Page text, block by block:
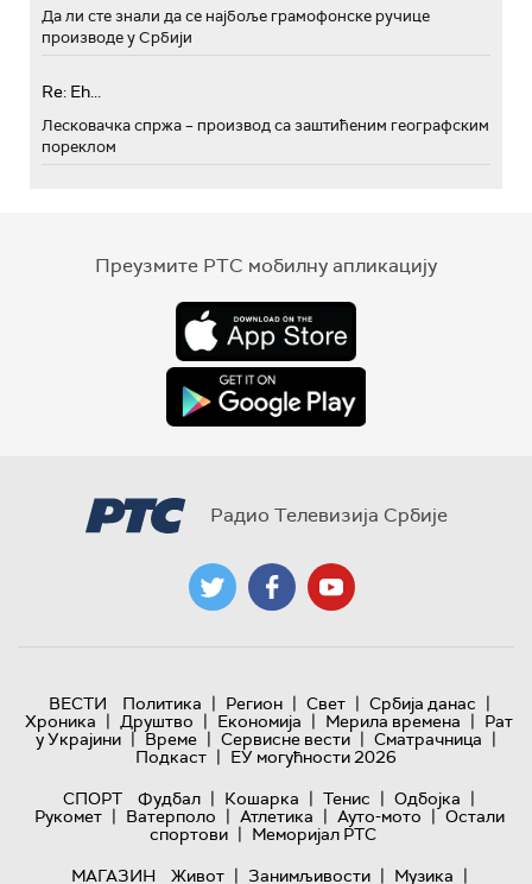
Да ли сте знали да се најбоље грамофонске ручице
производе у Србији
Re: Eh...
Лесковачка спржа – производ са заштићеним географским
пореклом
Преузмите РТС мобилну апликацију
Радио Телевизија Србије
ВЕСТИ Политика | Регион | Свет | Србија данас |
Хроника | Друштво | Економија | Мерила времена | Рат
у Украјини | Време | Сервисне вести | Сматрачница |
Подкаст | ЕУ могућности 2026
СПОРТ
Фудбал | Кошарка | Тенис | Одбојка |
Рукомет | Ватерполо | Атлетика | Ауто-мото | Остали
спортови | Меморијал РТС
МАГАЗИН
Живот | Занимљивости | Музика |